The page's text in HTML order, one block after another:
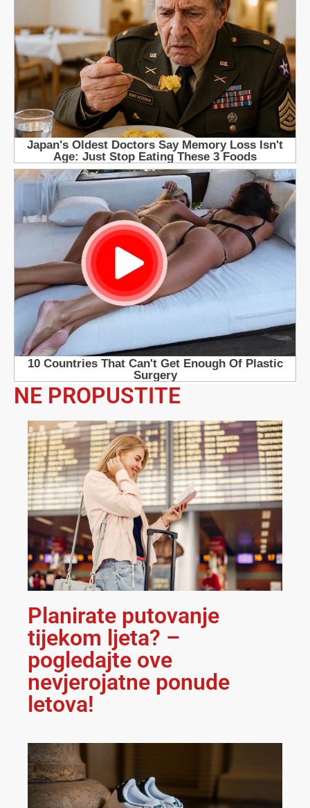
NE PROPUSTITE
Planirate putovanje
tijekom ljeta? –
pogledajte ove
nevjerojatne ponude
letova!